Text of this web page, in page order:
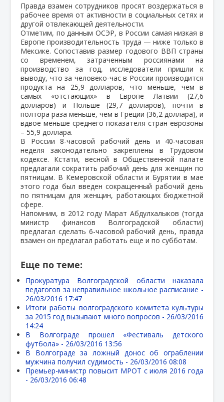
Правда взамен сотрудников просят воздержаться в
рабочее время от активности в социальных сетях и
другой отвлекающей деятельности.
Отметим, по данным ОСЭР, в России самая низкая в
Европе производительность труда — ниже только в
Мексике. Сопоставив размер годового ВВП страны
со временем, затраченным россиянами на
производство за год, исследователи пришли к
выводу, что за человеко-час в России производится
продукта на 25,9 долларов, что меньше, чем в
самых «отстающих» в Европе Латвии (27,6
долларов) и Польше (29,7 долларов), почти в
полтора раза меньше, чем в Греции (36,2 доллара), и
вдвое меньше среднего показателя стран еврозоны
– 55,9 доллара.
В России 8-часовой рабочий день и 40-часовая
неделя законодательно закреплены в Трудовом
кодексе. Кстати, весной в Общественной палате
предлагали сократить рабочий день для женщин по
пятницам. В Кемеровской области и Бурятии в мае
этого года был введен сокращенный рабочий день
по пятницам для женщин, работающих бюджетной
сфере.
Напомним, в 2012 году Марат Абдулхалыков (тогда
министр финансов Волгоградской области)
предлагал сделать 6-часовой рабочий день, правда
взамен он предлагал работать еще и по субботам.
Еще по теме:
Прокуратура Волгоградской области наказала
педагогов за неправильное школьное расписание -
26/03/2016 17:47
Итоги работы волгоградского комитета культуры
за 2015 год вызывают много вопросов - 26/03/2016
14:24
В Волгограде прошел «Фестиваль детского
футбола» - 26/03/2016 13:56
В Волгограде за ложный донос об ограблении
мужчина получил судимость - 26/03/2016 08:08
Премьер-министр повысит МРОТ с июля 2016 года
- 26/03/2016 06:48